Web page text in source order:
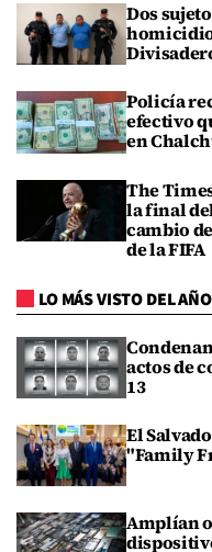
Dos
homicidio
Policía
efectivo
en
The
la final
cambio
de la FIFA
LO MÁS VISTO DEL AÑO
actos de
13
El
"Family
Amplían